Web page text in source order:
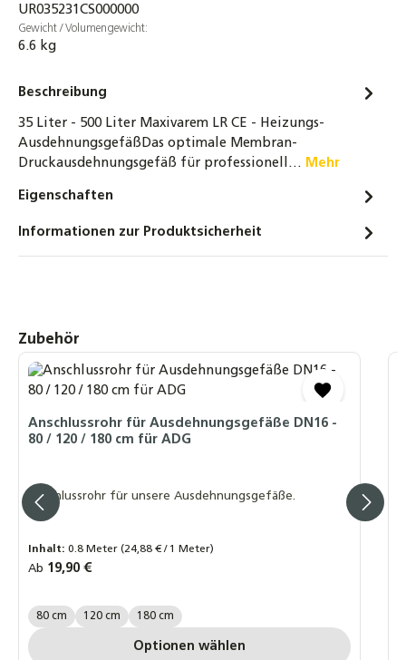
Korrosionschutz inkl. Druckflaschen
Adapter für Ausdehnungsgefäße
61,90 €
Pufferspeicher ohne Wärmetauscher für
319,00 €
200 bis 1.000 Liter Pufferspeicher ohne
BHKW
1.029,00 €
Rücklaufanhebung – Varianten
49,90 €
UR035231CS000000
Gewicht / Volumengewicht:
6.6 kg
Beschreibung
35 Liter - 500 Liter Maxivarem LR CE - Heizungs-
AusdehnungsgefäßDas optimale Membran-
Druckausdehnungsgefäß für professionell… Mehr
Eigenschaften
Informationen zur Produktsicherheit
Produktgalerie überspringen
Zubehör
Anschlussrohr für Ausdehnungsgefäße DN16 -
80 / 120 / 180 cm für ADG
Anschlussrohr für unsere Ausdehnungsgefäße.
Inhalt:0.8 Meter(24,88 € / 1 Meter)
Regulärer Preis:
Ab 19,90 €
Länge:
80 cm 120 cm 180 cm
Optionen wählen